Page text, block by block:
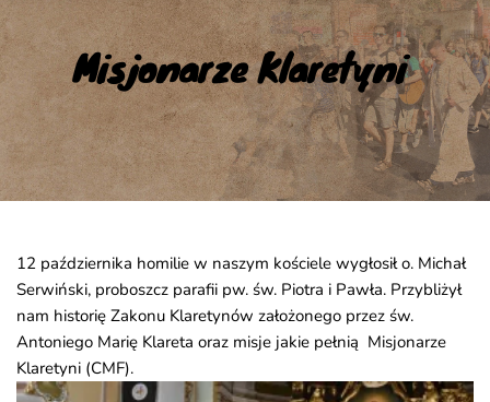
Misjonarze Klaretyni
12 października homilie w naszym kościele wygłosił o. Michał
Serwiński, proboszcz parafii pw. św. Piotra i Pawła. Przybliżył
nam historię Zakonu Klaretynów założonego przez św.
Antoniego Marię Klareta oraz misje jakie pełnią Misjonarze
Klaretyni (CMF).